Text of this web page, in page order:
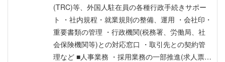
(TRC)等、外国人駐在員の各種行政手続きサポー
ト ・社内規程・就業規則の整備、運用 ・会社印・
重要書類の管理 ・行政機関(税務署、労働局、社
会保険機関等)との対応窓口 ・取引先との契約管
理など ■人事業務 ・採用業務の一部推進(求人票作